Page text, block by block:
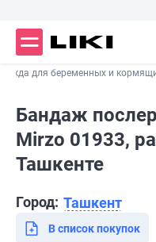
для беременных и
Бандаж
Mirzo 01933,
Ташкенте
Город: Ташкент
В список покупок